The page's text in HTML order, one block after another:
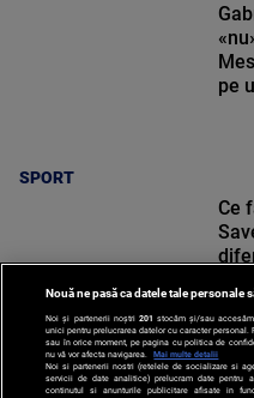
SPORT
pe
SPORT
Ce
Nouă ne pasă ca datele tale personale
Noi și partenerii noștri 201 stocăm și/sau
unici pentru prelucrarea datelor cu caracter
sau în orice moment, pe pagina cu politica de
nu vă vor afecta navigarea.
Mai multe detalii
Noi si partenerii nostri (retelele de socializare si
servicii de date analitice) prelucram date pentru
continutul si anunturile publicitare afisate in